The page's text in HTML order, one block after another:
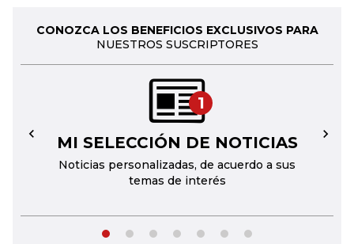
CONOZCA LOS BENEFICIOS EXCLUSIVOS PARA
NUESTROS SUSCRIPTORES
1
MI SELECCIÓN DE NOTICIAS
Noticias personalizadas, de acuerdo a sus
temas de interés
← →